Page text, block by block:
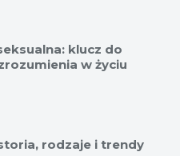
klucz do
w życiu
rodzaje i trendy